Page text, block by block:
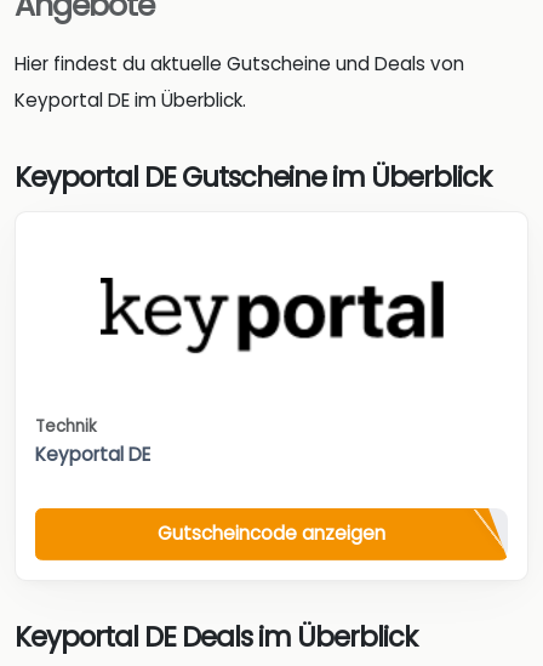
Hier findest du aktuelle Gutscheine und Deals von
Keyportal DE im Überblick.
Keyportal DE Gutscheine im Überblick
Technik
Keyportal DE
Gutscheincode anzeigen
Keyportal DE Deals im Überblick